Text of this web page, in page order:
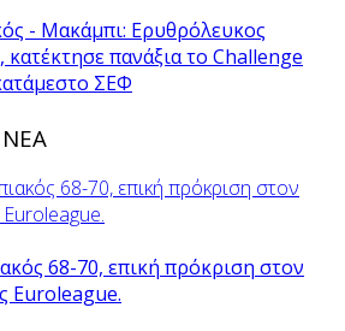
- Μακάμπι: Ερυθρόλευκος
κατέκτησε πανάξια το Challenge
ΣΕΦ
68-70, επική πρόκριση στον
Euroleague.